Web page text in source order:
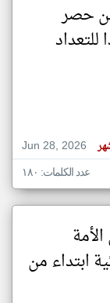
95% من حصر
للتعداد
Jun 28, 2026
عدد الكلمات: ١٨٠
ابتداء من